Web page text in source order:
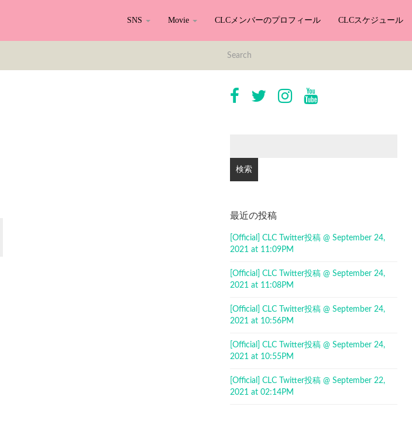
SNS Movie CLCメンバーのプロフィール CLCスケジュール
最近の投稿
[Official] CLC Twitter投稿 @ September 24,
2021 at 11:09PM
[Official] CLC Twitter投稿 @ September 24,
2021 at 11:08PM
[Official] CLC Twitter投稿 @ September 24,
2021 at 10:56PM
[Official] CLC Twitter投稿 @ September 24,
2021 at 10:55PM
[Official] CLC Twitter投稿 @ September 22,
2021 at 02:14PM